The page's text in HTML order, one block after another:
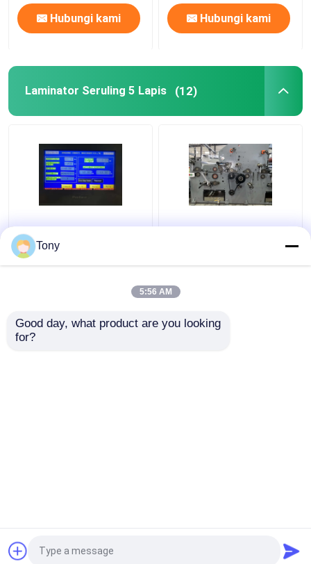
Mesin Laminasi Litho
mesin tempel laminasi seruling
Mesin Laminator Film Pisau Rantai
Laminator Karton
Hubungi kami Hubungi kami
Laminator Seruling 5 Lapis (12)
Dua Seruling Kombinasi
Mesin Laminator
Seruling Otomatis
Flute Laminator Mesin
Machinery Technology Co., Ltd. All Rights
Tony
5:56 AM
Good day, what product are you looking
for?